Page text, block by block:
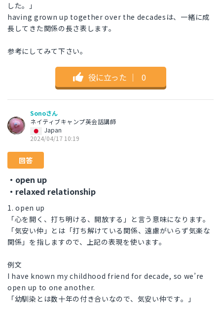
した。」
having grown up together over the decadesは、一緒に成
長してきた関係の長さ表します。
参考にしてみて下さい。
役に立った ｜ 0
Sonoさん
ネイティブキャンプ英会話講師
Japan
2024/04/17 10:19
回答
・open up
・relaxed relationship
1. open up
「心を開く、打ち明ける、開放する」と言う意味になります。
「気安い仲」とは「打ち解けている関係、遠慮がいらず気楽な
関係」を指しますので、上記の表現を使います。
例文
I have known my childhood friend for decade, so we’re
open up to one another.
「幼馴染とは数十年の付き合いなので、気安い仲です。」